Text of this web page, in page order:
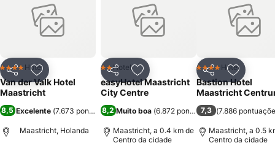
serviço de Limusine ou Town Car, estacionamento, recepção e
lavanderia. Possui um restaurante no local. Para os negócios
oferece salas de conferência/reunião e um business center.
PartilharAdicionar aos favoritos
4 EstrelasHotel
Van der Valk Hotel
Maastricht
8,5 Excelente (7.673 pontuações)
Maastricht, Holanda
PartilharAdicionar aos favoritos
2 Estrelas
Hotel
easyHotel Maastricht
City Centre
8,2 Muito boa (6.872 pontuações)
Maastricht, a 0.4 km de
Centro da cidade
Partilhar
4 EstrelasHotel
Bastion Hotel
Maastricht
7,3 (7.886
Maastricht, a 0.5
Centro da cidade